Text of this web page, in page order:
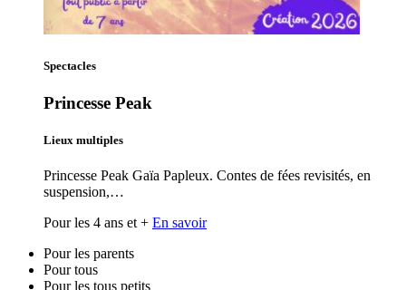
Spectacles
Princesse Peak
Lieux multiples
Princesse Peak Gaïa Papleux. Contes de fées revisités, en
suspension,…
Pour les 4 ans et + En savoir
Pour les parents
Pour tous
Pour les tous petits